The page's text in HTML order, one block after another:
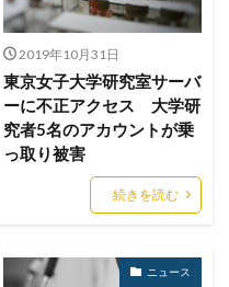
・アイズ
ファイル
撃
シングメール
きか?
ィッシング詐欺
フォーティネット
フォレンジック
タック ブルガリア
2019年10月31日
東京女子大学研究室サーバ
ーに不正アクセス 大学研
究者5名のアカウントが乗
っ取り被害
続きを読む
ニュース